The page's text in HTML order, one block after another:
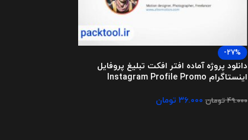
-27%
دانلود پروژه آماده افتر افکت تبلیغ پروفایل
اینستاگرام Instagram Profile Promo
۴۹.۰۰۰تومان ۳۶.۰۰۰ تومان